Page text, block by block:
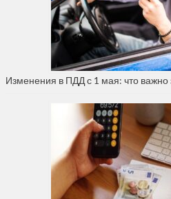
Изменения в ПДД с 1 мая: что важно